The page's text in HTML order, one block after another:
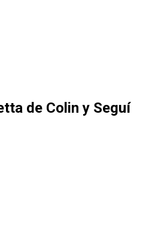
de Colin y Seguí